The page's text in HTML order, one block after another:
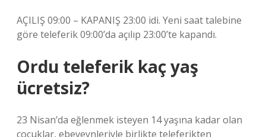
AÇILIŞ 09:00 – KAPANIŞ 23:00 idi. Yeni saat talebine
göre teleferik 09:00’da açılıp 23:00’te kapandı.
Ordu teleferik kaç yaş
ücretsiz?
23 Nisan’da eğlenmek isteyen 14 yaşına kadar olan
çocuklar, ebeveynleriyle birlikte teleferikten